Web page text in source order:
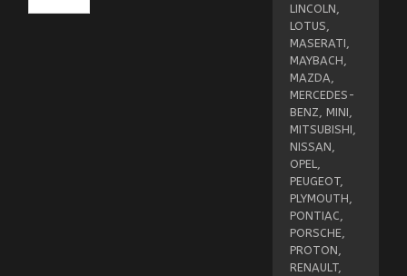
LINCOLN,
LOTUS,
MASERATI,
MAYBACH,
MAZDA,
MERCEDES-
BENZ, MINI,
MITSUBISHI,
NISSAN,
OPEL,
PEUGEOT,
PLYMOUTH,
PONTIAC,
PORSCHE,
PROTON,
RENAULT,